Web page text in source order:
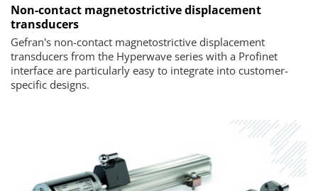
Non-contact magnetostrictive displacement
transducers
Gefran's non-contact magnetostrictive displacement
transducers from the Hyperwave series with a Profinet
interface are particularly easy to integrate into customer-
specific designs.